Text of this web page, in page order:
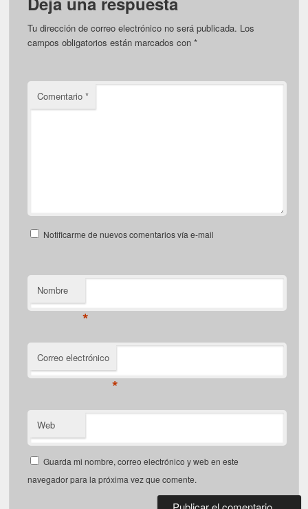
Tu dirección de correo electrónico no será publicada. Los
campos obligatorios están marcados con*
Comentario*
Notificarme de nuevos comentarios vía e-mail
Nombre
*
Correo electrónico
*
Web
Guarda mi nombre, correo electrónico y web en este
navegador para la próxima vez que comente.